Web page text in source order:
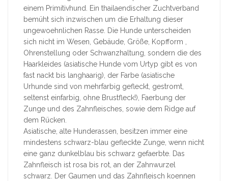
einem Primitivhund. Ein thailaendischer Zuchtverband
bemüht sich inzwischen um die Erhaltung dieser
ungewoehnlichen Rasse. Die Hunde unterscheiden
sich nicht im Wesen, Gebäude, Größe, Kopfform ,
Ohrenstellung oder Schwanzhaltung, sondern die des
Haarkleides (asiatische Hunde vom Urtyp gibt es von
fast nackt bis langhaarig), der Farbe (asiatische
Urhunde sind von mehrfarbig gefleckt, gestromt,
seltenst einfarbig, ohne Brustfleck!), Faerbung der
Zunge und des Zahnfleisches, sowie dem Ridge auf
dem Rücken.
Asiatische, alte Hunderassen, besitzen immer eine
mindestens schwarz-blau gefleckte Zunge, wenn nicht
eine ganz dunkelblau bis schwarz gefaerbte. Das
Zahnfleisch ist rosa bis rot, an der Zahnwurzel
schwarz. Der Gaumen und das Zahnfleisch koennen